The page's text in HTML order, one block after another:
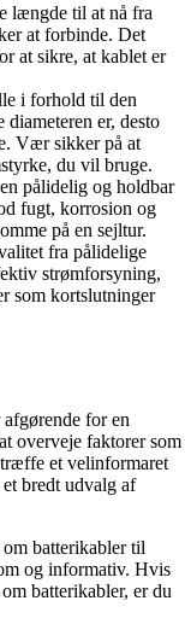
længde til at nå fra
at forbinde. Det
at sikre, at kablet er
i forhold til den
er, desto
Vær sikker på at
du vil bruge.
pålidelig og holdbar
fugt, korrosion og
på en sejltur.
fra pålidelige
strømforsyning,
som kortslutninger
for en
overveje faktorer som
et velinformaret
bredt udvalg af
batterikabler til
og informativ. Hvis
batterikabler, er du